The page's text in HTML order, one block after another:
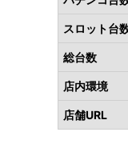
スロット台
総台数
店内環境
店舗URL